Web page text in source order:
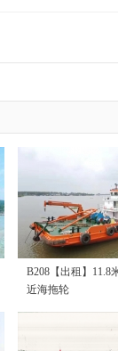
B208【出租】11.8
近海拖轮